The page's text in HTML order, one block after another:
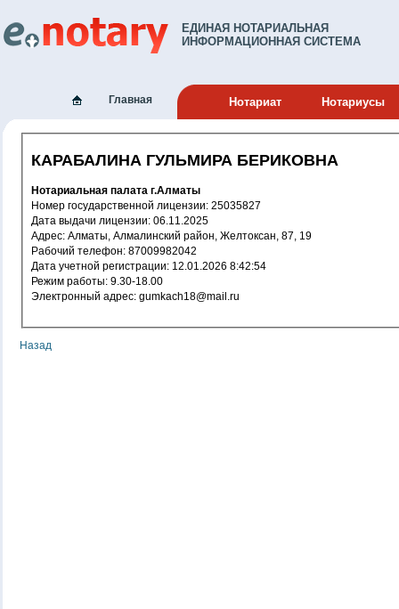
ЕДИНАЯ НОТАРИАЛЬНАЯ
ИНФОРМАЦИОННАЯ СИСТЕМА
Главная Нотариат Нотариусы
КАРАБАЛИНА ГУЛЬМИРА БЕРИКОВНА
Нотариальная палата г.Алматы
Номер государственной лицензии: 25035827
Дата выдачи лицензии: 06.11.2025
Адрес: Алматы, Алмалинский район, Желтоксан, 87, 19
Рабочий телефон: 87009982042
Дата учетной регистрации: 12.01.2026 8:42:54
Режим работы: 9.30-18.00
Электронный адрес: gumkach18@mail.ru
Назад